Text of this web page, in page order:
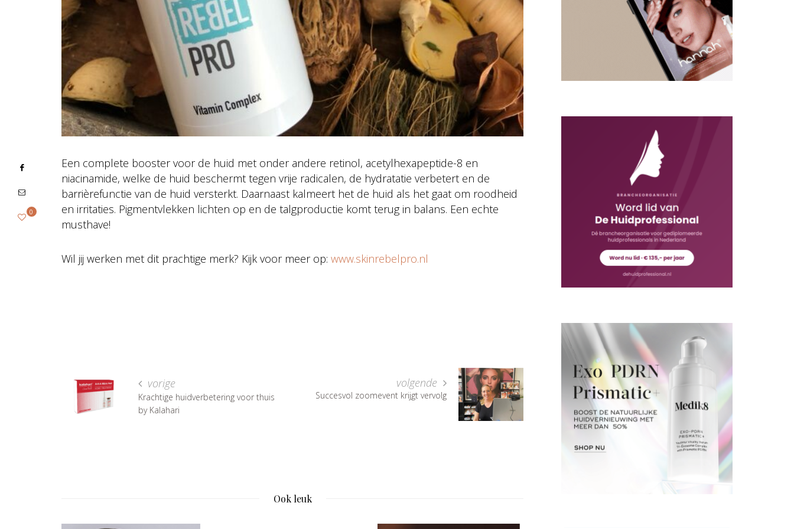
Een complete booster voor de huid met onder andere retinol, acetylhexapeptide-8 en
niacinamide, welke de huid beschermt tegen vrije radicalen, de hydratatie verbetert en de
barrièrefunctie van de huid versterkt. Daarnaast kalmeert het de huid als het gaat om roodheid
en irritaties. Pigmentvlekken lichten op en de talgproductie komt terug in balans. Een echte
musthave!
Wil jij werken met dit prachtige merk? Kijk voor meer op: www.skinrebelpro.nl
0
vorige
Krachtige huidverbetering voor thuis
by Kalahari
volgende
Succesvol zoomevent krijgt vervolg
Ook leuk